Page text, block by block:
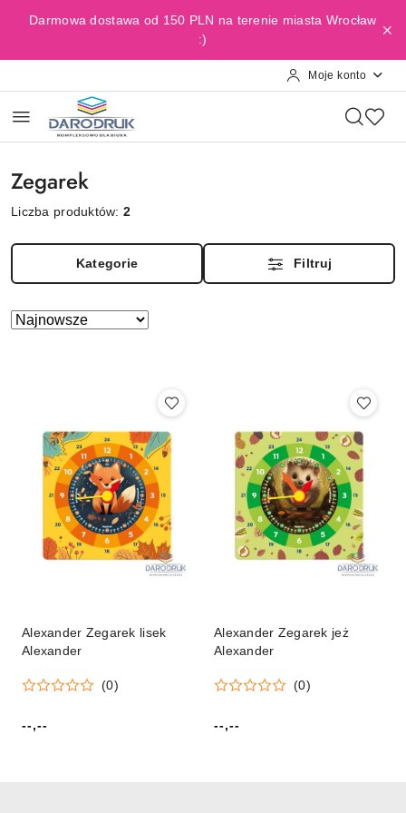
Przejdź do treści głównej
Przejdź do wyszukiwarki
Przejdź do moje konto
Przejdź do menu głównego
Przejdź do stopki
Darmowa dostawa od 150 PLN na terenie miasta Wrocław
:)
Moje konto
Zegarek
Liczba produktów:2
Kategorie Filtruj
Zastosowano
Sortuj
Alexander Zegarek lisek
Alexander
(0)
Cena:
--,--
Alexander Zegarek jeż
Alexander
(0)
Cena:
--,--